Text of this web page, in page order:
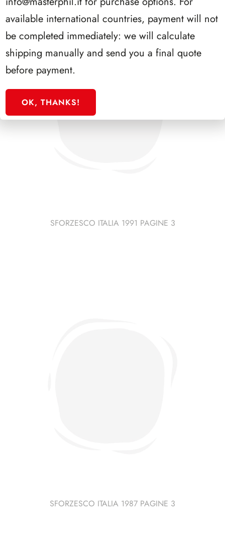
SFORZESCO ITALIA 1991 PAGINE 3
SFORZESCO ITALIA 1987 PAGINE 3
available international countries, payment will not
be completed immediately: we will calculate
shipping manually and send you a final quote
before payment.
OK, THANKS!